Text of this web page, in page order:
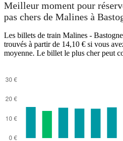
Meilleur moment pour
pas chers de Malines à
Les billets de train Malines -
trouvés à partir de 14,10 € si vous
moyenne. Le billet le plus cher peut